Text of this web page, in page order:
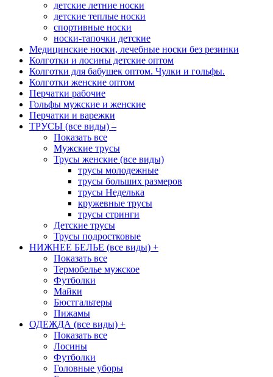
детские летние носки
детские теплые носки
спортивные носки
носки-тапочки детские
Медицинские носки, лечебные носки без резинки
Колготки и лосины детские оптом
Колготки для бабушек оптом. Чулки и гольфы.
Колготки женские оптом
Перчатки рабочие
Гольфы мужские и женские
Перчатки и варежки
ТРУСЫ (все виды) –
Показать все
Мужские трусы
Трусы женские (все виды)
трусы молодежные
трусы больших размеров
трусы Неделька
кружевные трусы
трусы стринги
Детские трусы
Трусы подростковые
НИЖНЕЕ БЕЛЬЕ (все виды) +
Показать все
Термобелье мужское
Футболки
Майки
Бюстгальтеры
Пижамы
ОДЕЖДА (все виды) +
Показать все
Лосины
Футболки
Головные уборы